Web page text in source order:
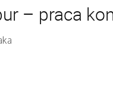
– praca